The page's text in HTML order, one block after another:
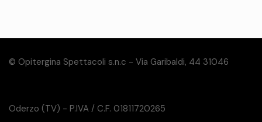
© Opitergina Spettacoli s.n.c - Via Garibaldi, 44 31046
Oderzo (TV) - P.IVA / C.F. 01811720265